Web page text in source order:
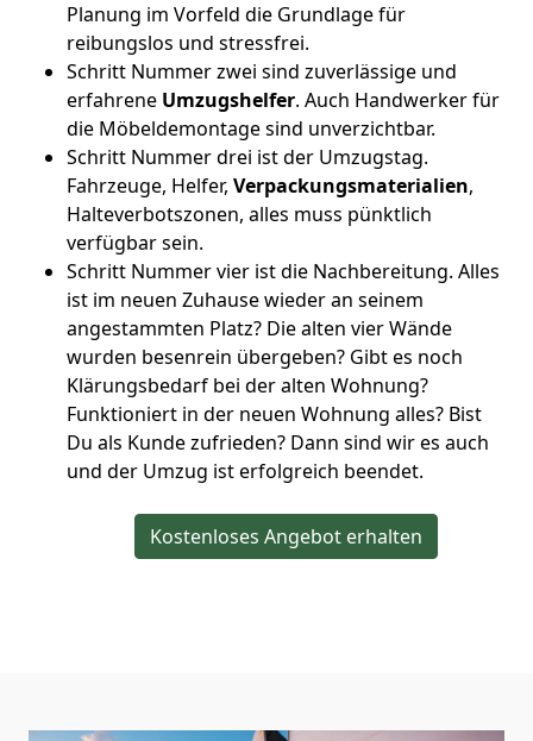
Planung im Vorfeld die Grundlage für
reibungslos und stressfrei.
Schritt Nummer zwei sind zuverlässige und
erfahrene Umzugshelfer. Auch Handwerker für
die Möbeldemontage sind unverzichtbar.
Schritt Nummer drei ist der Umzugstag.
Fahrzeuge, Helfer, Verpackungsmaterialien,
Halteverbotszonen, alles muss pünktlich
verfügbar sein.
Schritt Nummer vier ist die Nachbereitung. Alles
ist im neuen Zuhause wieder an seinem
angestammten Platz? Die alten vier Wände
wurden besenrein übergeben? Gibt es noch
Klärungsbedarf bei der alten Wohnung?
Funktioniert in der neuen Wohnung alles? Bist
Du als Kunde zufrieden? Dann sind wir es auch
und der Umzug ist erfolgreich beendet.
Kostenloses Angebot erhalten